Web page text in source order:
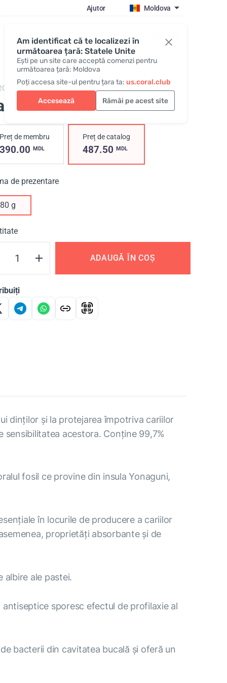
Am identificat că te localizezi în
următoarea țară: Statele Unite
Ești pe un site care acceptă comenzi pentru
următoarea țară: Moldova
Poți accesa site-ul pentru țara ta: us.coral.club
Accesează Rămâi pe acest site
Ajutor Moldova
Autentificare
Coralbrite
de dinți Coralbrite
de membru
MDL
Preț de catalog
487.50 MDL
de prezentare
80 g
ADAUGĂ ÎN COȘ
dinților și la protejarea împotriva cariilor
sensibilitatea acestora. Conține 99,7%
fosil ce provine din insula Yonaguni,
în locurile de producere a cariilor
proprietăți absorbante și de
ale pastei.
sporesc efectul de profilaxie al
bacterii din cavitatea bucală și oferă un